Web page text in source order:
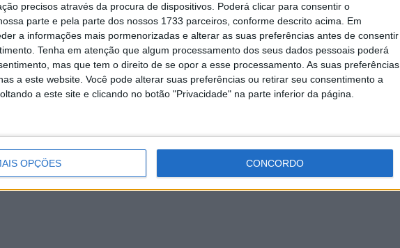
precisos através da procura de dispositivos. Poderá clicar para consentir o
parte e pela parte dos nossos 1733 parceiros, conforme descrito acima. Em
a informações mais pormenorizadas e alterar as suas preferências antes de consentir
Tenha em atenção que algum processamento dos seus dados pessoais poderá
mas que tem o direito de se opor a esse processamento. As suas preferências
a este website. Você pode alterar suas preferências ou retirar seu consentimento a
a este site e clicando no botão "Privacidade" na parte inferior da página.
OPÇÕES CONCORDO
(70.º Rally2)
(61.º Rally2)
(54.º Rally2)
(59.º Rally2)
Rally2)
(56.º Rally2)
Rally2)